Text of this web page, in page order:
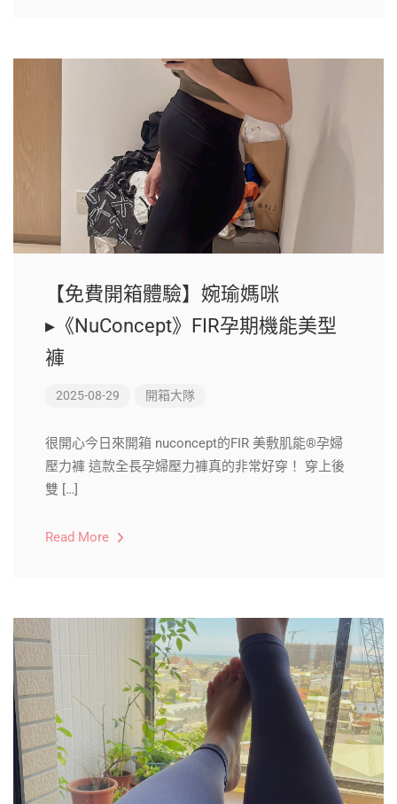
【免費開箱體驗】婉瑜媽咪
▸《NuConcept》FIR孕期機能美型
褲
2025-08-29 開箱大隊
很開心今日來開箱 nuconcept的FIR 美敷肌能®孕婦
壓力褲 這款全長孕婦壓力褲真的非常好穿！ 穿上後
雙 […]
Read More